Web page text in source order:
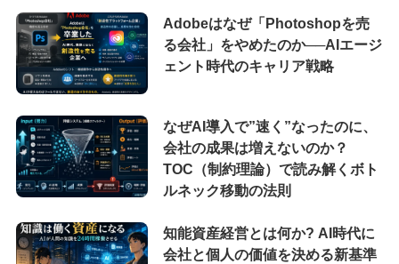
Adobeはなぜ「Photoshopを売
る会社」をやめたのか──AIエージ
ェント時代のキャリア戦略
なぜAI導入で”速く”なったのに、
会社の成果は増えないのか？
TOC（制約理論）で読み解くボト
ルネック移動の法則
知能資産経営とは何か? AI時代に
会社と個人の価値を決める新基準